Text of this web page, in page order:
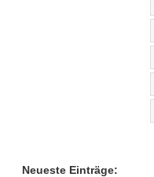
Neueste Einträge: